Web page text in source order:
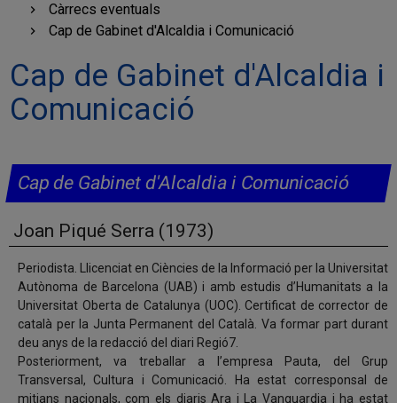
Càrrecs eventuals
Cap de Gabinet d'Alcaldia i Comunicació
Cap de Gabinet d'Alcaldia i
Comunicació
Cap de Gabinet d'Alcaldia i Comunicació
Joan Piqué Serra (1973)
Periodista. Llicenciat en Ciències de la Informació per la Universitat
Autònoma de Barcelona (UAB) i amb estudis d’Humanitats a la
Universitat Oberta de Catalunya (UOC). Certificat de corrector de
català per la Junta Permanent del Català. Va formar part durant
deu anys de la redacció del diari Regió7.
Posteriorment, va treballar a l’empresa Pauta, del Grup
Transversal, Cultura i Comunicació. Ha estat corresponsal de
mitjans nacionals, com els diaris Ara i La Vanguardia i ha estat